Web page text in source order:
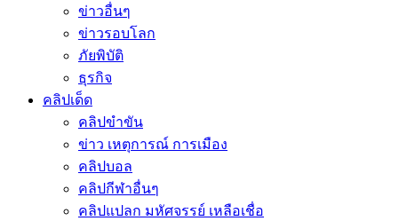
ข่าวอื่นๆ
ข่าวรอบโลก
ภัยพิบัติ
ธุรกิจ
คลิปเด็ด
คลิปขำขัน
ข่าว เหตุการณ์ การเมือง
คลิปบอล
คลิปกีฬาอื่นๆ
คลิปแปลก มหัศจรรย์ เหลือเชื่อ